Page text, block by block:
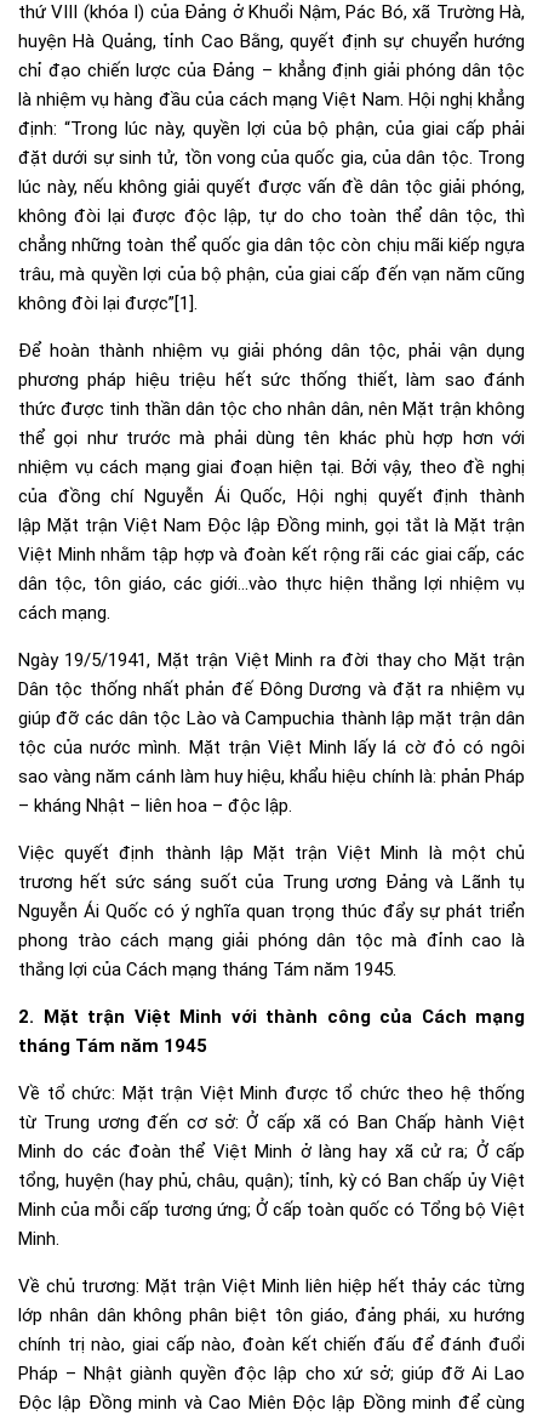
thứ VIII (khóa I) của Đảng ở Khuổi Nậm, Pác Bó, xã Trường Hà,
huyện Hà Quảng, tỉnh Cao Bằng, quyết định sự chuyển hướng
chỉ đạo chiến lược của Đảng – khẳng định giải phóng dân tộc
là nhiệm vụ hàng đầu của cách mạng Việt Nam. Hội nghị khẳng
định: “Trong lúc này, quyền lợi của bộ phận, của giai cấp phải
đặt dưới sự sinh tử, tồn vong của quốc gia, của dân tộc. Trong
lúc này, nếu không giải quyết được vấn đề dân tộc giải phóng,
không đòi lại được độc lập, tự do cho toàn thể dân tộc, thì
chẳng những toàn thể quốc gia dân tộc còn chịu mãi kiếp ngựa
trâu, mà quyền lợi của bộ phận, của giai cấp đến vạn năm cũng
không đòi lại được”[1].
Để hoàn thành nhiệm vụ giải phóng dân tộc, phải vận dụng
phương pháp hiệu triệu hết sức thống thiết, làm sao đánh
thức được tinh thần dân tộc cho nhân dân, nên Mặt trận không
thể gọi như trước mà phải dùng tên khác phù hợp hơn với
nhiệm vụ cách mạng giai đoạn hiện tại. Bởi vậy, theo đề nghị
của đồng chí Nguyễn Ái Quốc, Hội nghị quyết định thành
lập Mặt trận Việt Nam Độc lập Đồng minh, gọi tắt là Mặt trận
Việt Minh nhằm tập hợp và đoàn kết rộng rãi các giai cấp, các
dân tộc, tôn giáo, các giới…vào thực hiện thắng lợi nhiệm vụ
cách mạng.
Ngày 19/5/1941, Mặt trận Việt Minh ra đời thay cho Mặt trận
Dân tộc thống nhất phản đế Đông Dương và đặt ra nhiệm vụ
giúp đỡ các dân tộc Lào và Campuchia thành lập mặt trận dân
tộc của nước mình. Mặt trận Việt Minh lấy lá cờ đỏ có ngôi
sao vàng năm cánh làm huy hiệu, khẩu hiệu chính là: phản Pháp
– kháng Nhật – liên hoa – độc lập.
Việc quyết định thành lập Mặt trận Việt Minh là một chủ
trương hết sức sáng suốt của Trung ương Đảng và Lãnh tụ
Nguyễn Ái Quốc có ý nghĩa quan trọng thúc đẩy sự phát triển
phong trào cách mạng giải phóng dân tộc mà đỉnh cao là
thắng lợi của Cách mạng tháng Tám năm 1945.
2. Mặt trận Việt Minh với thành công của Cách mạng
tháng Tám năm 1945
Về tổ chức: Mặt trận Việt Minh được tổ chức theo hệ thống
từ Trung ương đến cơ sở: Ở cấp xã có Ban Chấp hành Việt
Minh do các đoàn thể Việt Minh ở làng hay xã cử ra; Ở cấp
tổng, huyện (hay phủ, châu, quận); tỉnh, kỳ có Ban chấp ủy Việt
Minh của mỗi cấp tương ứng; Ở cấp toàn quốc có Tổng bộ Việt
Minh.
Về chủ trương: Mặt trận Việt Minh liên hiệp hết thảy các từng
lớp nhân dân không phân biệt tôn giáo, đảng phái, xu hướng
chính trị nào, giai cấp nào, đoàn kết chiến đấu để đánh đuổi
Pháp – Nhật giành quyền độc lập cho xứ sở; giúp đỡ Ai Lao
Độc lập Đồng minh và Cao Miên Độc lập Đồng minh để cùng